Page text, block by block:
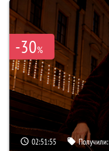
-30%
02:51:54 Получили: